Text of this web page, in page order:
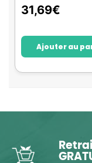
31,69€
Ajouter au